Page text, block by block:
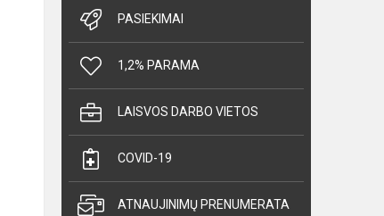
PASIEKIMAI
1,2% PARAMA
LAISVOS DARBO VIETOS
COVID-19
ATNAUJINIMŲ PRENUMERATA